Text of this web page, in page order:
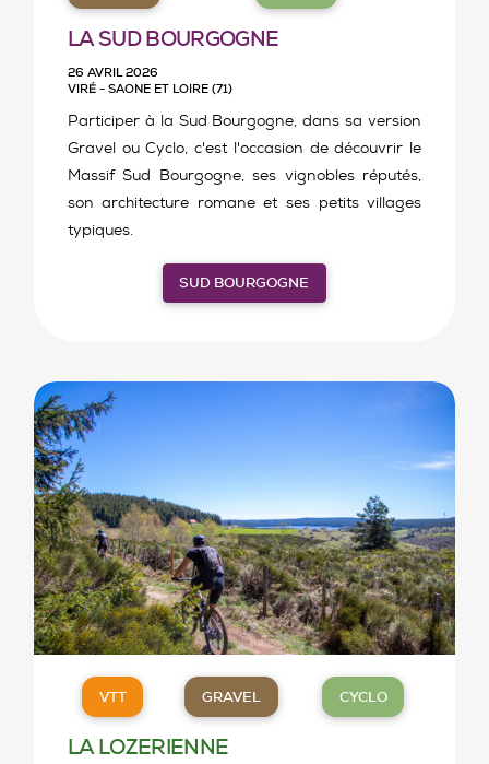
LA SUD BOURGOGNE
26 AVRIL 2026
VIRÉ - SAONE ET LOIRE (71)
Participer à la Sud Bourgogne, dans sa version
Gravel ou Cyclo, c'est l'occasion de découvrir le
Massif Sud Bourgogne, ses vignobles réputés,
son architecture romane et ses petits villages
typiques.
SUD BOURGOGNE
VTT GRAVEL CYCLO
LA LOZERIENNE